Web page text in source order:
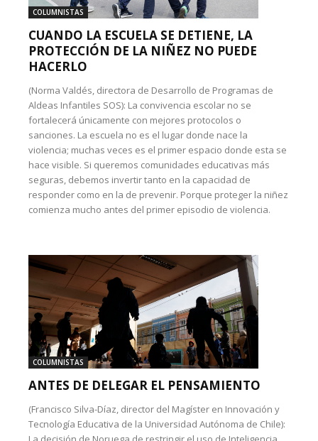
COLUMNISTAS
CUANDO LA ESCUELA SE DETIENE, LA
PROTECCIÓN DE LA NIÑEZ NO PUEDE
HACERLO
(Norma Valdés, directora de Desarrollo de Programas de
Aldeas Infantiles SOS): La convivencia escolar no se
fortalecerá únicamente con mejores protocolos o
sanciones. La escuela no es el lugar donde nace la
violencia; muchas veces es el primer espacio donde esta se
hace visible. Si queremos comunidades educativas más
seguras, debemos invertir tanto en la capacidad de
responder como en la de prevenir. Porque proteger la niñez
comienza mucho antes del primer episodio de violencia.
COLUMNISTAS
ANTES DE DELEGAR EL PENSAMIENTO
(Francisco Silva-Díaz, director del Magíster en Innovación y
Tecnología Educativa de la Universidad Autónoma de Chile):